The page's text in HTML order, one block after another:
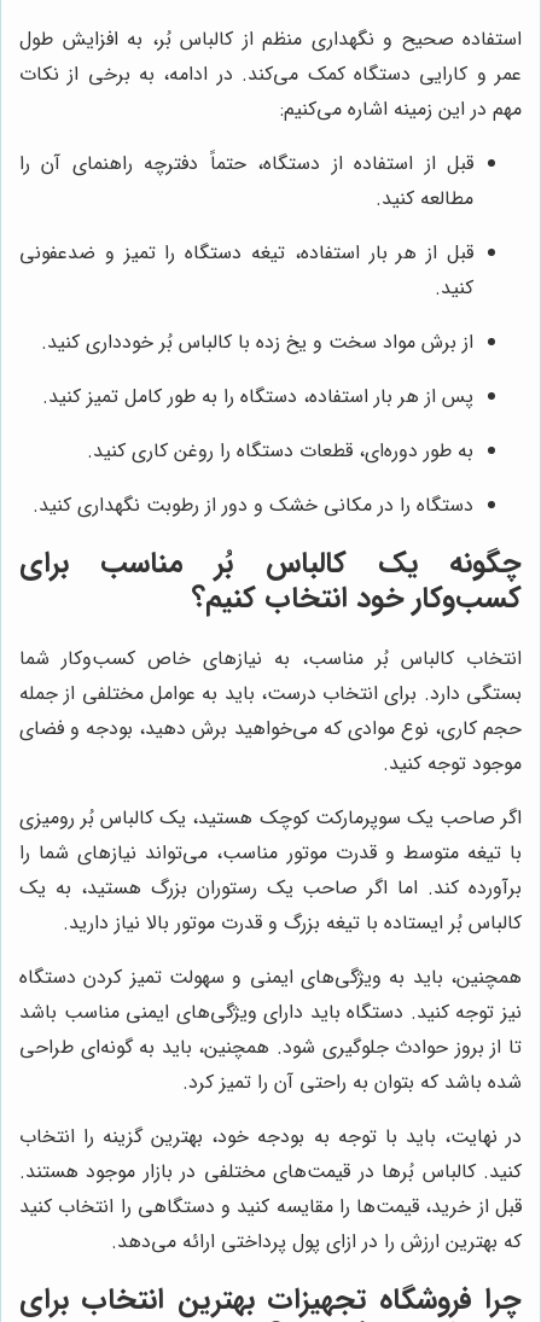
استفاده صحیح و نگهداری منظم از کالباس بُر، به افزایش طول
عمر و کارایی دستگاه کمک می‌کند. در ادامه، به برخی از نکات
مهم در این زمینه اشاره می‌کنیم:
قبل از استفاده از دستگاه، حتماً دفترچه راهنمای آن را
مطالعه کنید.
قبل از هر بار استفاده، تیغه دستگاه را تمیز و ضدعفونی
کنید.
از برش مواد سخت و یخ زده با کالباس بُر خودداری کنید.
پس از هر بار استفاده، دستگاه را به طور کامل تمیز کنید.
به طور دوره‌ای، قطعات دستگاه را روغن کاری کنید.
دستگاه را در مکانی خشک و دور از رطوبت نگهداری کنید.
چگونه یک کالباس بُر مناسب برای
کسب‌وکار خود انتخاب کنیم؟
انتخاب کالباس بُر مناسب، به نیازهای خاص کسب‌وکار شما
بستگی دارد. برای انتخاب درست، باید به عوامل مختلفی از جمله
حجم کاری، نوع موادی که می‌خواهید برش دهید، بودجه و فضای
موجود توجه کنید.
اگر صاحب یک سوپرمارکت کوچک هستید، یک کالباس بُر رومیزی
با تیغه متوسط و قدرت موتور مناسب، می‌تواند نیازهای شما را
برآورده کند. اما اگر صاحب یک رستوران بزرگ هستید، به یک
کالباس بُر ایستاده با تیغه بزرگ و قدرت موتور بالا نیاز دارید.
همچنین، باید به ویژگی‌های ایمنی و سهولت تمیز کردن دستگاه
نیز توجه کنید. دستگاه باید دارای ویژگی‌های ایمنی مناسب باشد
تا از بروز حوادث جلوگیری شود. همچنین، باید به گونه‌ای طراحی
شده باشد که بتوان به راحتی آن را تمیز کرد.
در نهایت، باید با توجه به بودجه خود، بهترین گزینه را انتخاب
کنید. کالباس بُرها در قیمت‌های مختلفی در بازار موجود هستند.
قبل از خرید، قیمت‌ها را مقایسه کنید و دستگاهی را انتخاب کنید
که بهترین ارزش را در ازای پول پرداختی ارائه می‌دهد.
چرا فروشگاه تجهیزات بهترین انتخاب برای